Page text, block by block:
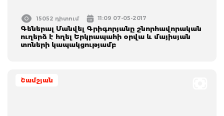
15052 դիտում 11:09 07-05-2017
Գեներալ Մանվել Գրիգորյանը շնորհավորական
ուղերձ է հղել Երկրապահի օրվա և մայիսյան
տոների կապակցությամբ
Շամշյան